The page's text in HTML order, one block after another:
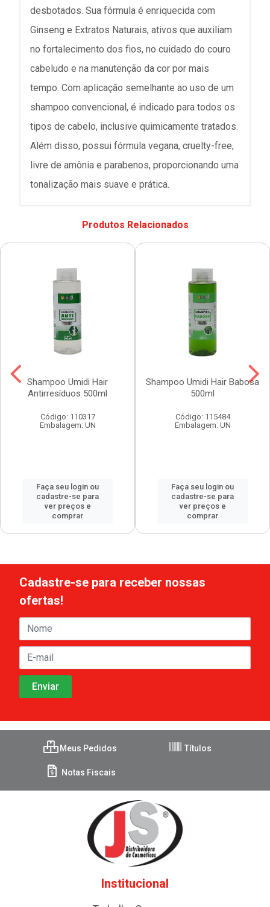
desbotados. Sua fórmula é enriquecida com
Ginseng e Extratos Naturais, ativos que auxiliam
no fortalecimento dos fios, no cuidado do couro
cabeludo e na manutenção da cor por mais
tempo. Com aplicação semelhante ao uso de um
shampoo convencional, é indicado para todos os
tipos de cabelo, inclusive quimicamente tratados.
Além disso, possui fórmula vegana, cruelty-free,
livre de amônia e parabenos, proporcionando uma
tonalização mais suave e prática.
Produtos Relacionados
Shampoo Umidi Hair
Antirresíduos 500ml
Código: 110317
Embalagem: UN
Faça seu login ou
cadastre-se para
ver preços e
comprar
Shampoo Umidi Hair Babosa
500ml
Código: 115484
Embalagem: UN
Faça seu login ou
cadastre-se para
ver preços e
comprar
Cadastre-se para receber nossas
ofertas!
Meus Pedidos Títulos
Notas Fiscais
Institucional